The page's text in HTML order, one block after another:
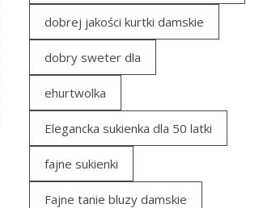
dobrej jakości kurtki damskie
dobry sweter dla
ehurtwolka
Elegancka sukienka dla 50 latki
fajne sukienki
Fajne tanie bluzy damskie